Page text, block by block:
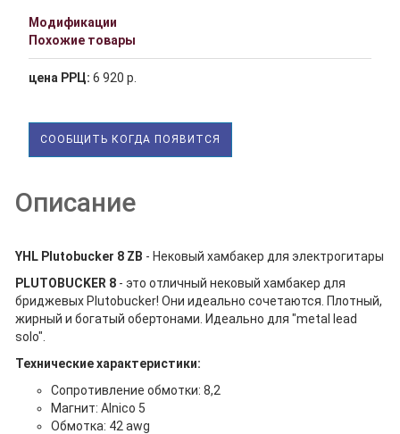
Модификации
Похожие товары
цена РРЦ: 6 920 р.
СООБЩИТЬ КОГДА ПОЯВИТСЯ
Описание
YHL Plutobucker 8 ZB - Нековый хамбакер для электрогитары
PLUTOBUCKER 8 - это отличный нековый хамбакер для
бриджевых Plutobucker! Они идеально сочетаются. Плотный,
жирный и богатый обертонами. Идеально для "metal lead
solo".
Технические характеристики:
Сопротивление обмотки: 8,2
Магнит: Alnico 5
Обмотка: 42 awg